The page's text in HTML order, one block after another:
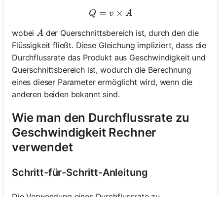
Q = v \times A
Q = v × A
wobei A
A der Querschnittsbereich ist, durch den die
Flüssigkeit fließt. Diese Gleichung impliziert, dass die
Durchflussrate das Produkt aus Geschwindigkeit und
Querschnittsbereich ist, wodurch die Berechnung
eines dieser Parameter ermöglicht wird, wenn die
anderen beiden bekannt sind.
Wie man den Durchflussrate zu
Geschwindigkeit Rechner
verwendet
Schritt-für-Schritt-Anleitung